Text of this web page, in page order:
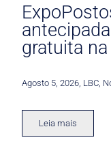
gratuita
Agosto 5, 2026 LBC
Leia mais